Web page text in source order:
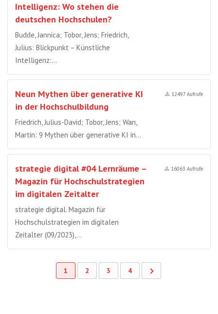
Intelligenz: Wo stehen die
deutschen Hochschulen?
Budde, Jannica; Tobor, Jens; Friedrich,
Julius: Blickpunkt – Künstliche
Intelligenz:…
Neun Mythen über generative KI
in der Hochschulbildung
Friedrich, Julius-David; Tobor, Jens; Wan,
Martin: 9 Mythen über generative KI in…
12497 Aufrufe
strategie digital #04 Lernräume –
Magazin für Hochschulstrategien
im digitalen Zeitalter
strategie digital. Magazin für
Hochschulstrategien im digitalen
Zeitalter (09/2023),…
16063 Aufrufe
1 2 3 4